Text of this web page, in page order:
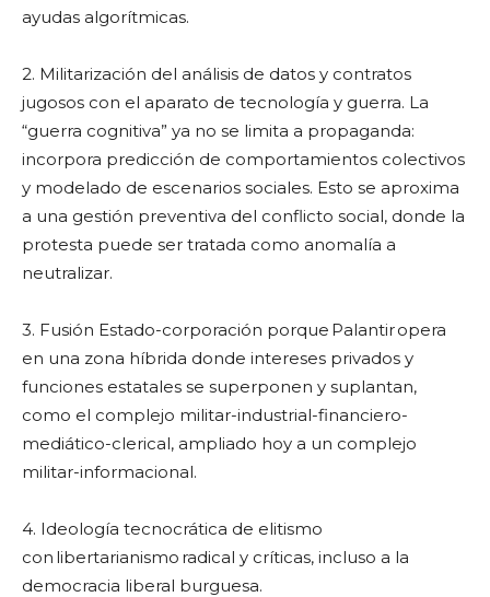
ayudas algorítmicas.
2. Militarización del análisis de datos y contratos
jugosos con el aparato de tecnología y guerra. La
“guerra cognitiva” ya no se limita a propaganda:
incorpora predicción de comportamientos colectivos
y modelado de escenarios sociales. Esto se aproxima
a una gestión preventiva del conflicto social, donde la
protesta puede ser tratada como anomalía a
neutralizar.
3. Fusión Estado-corporación porque Palantir opera
en una zona híbrida donde intereses privados y
funciones estatales se superponen y suplantan,
como el complejo militar-industrial-financiero-
mediático-clerical, ampliado hoy a un complejo
militar-informacional.
4. Ideología tecnocrática de elitismo
con libertarianismo radical y críticas, incluso a la
democracia liberal burguesa.